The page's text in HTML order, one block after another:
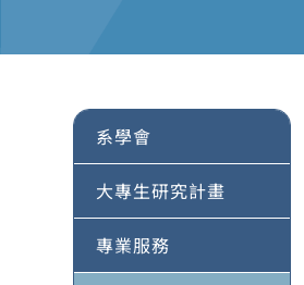
系學會
大專生研究計畫
專業服務